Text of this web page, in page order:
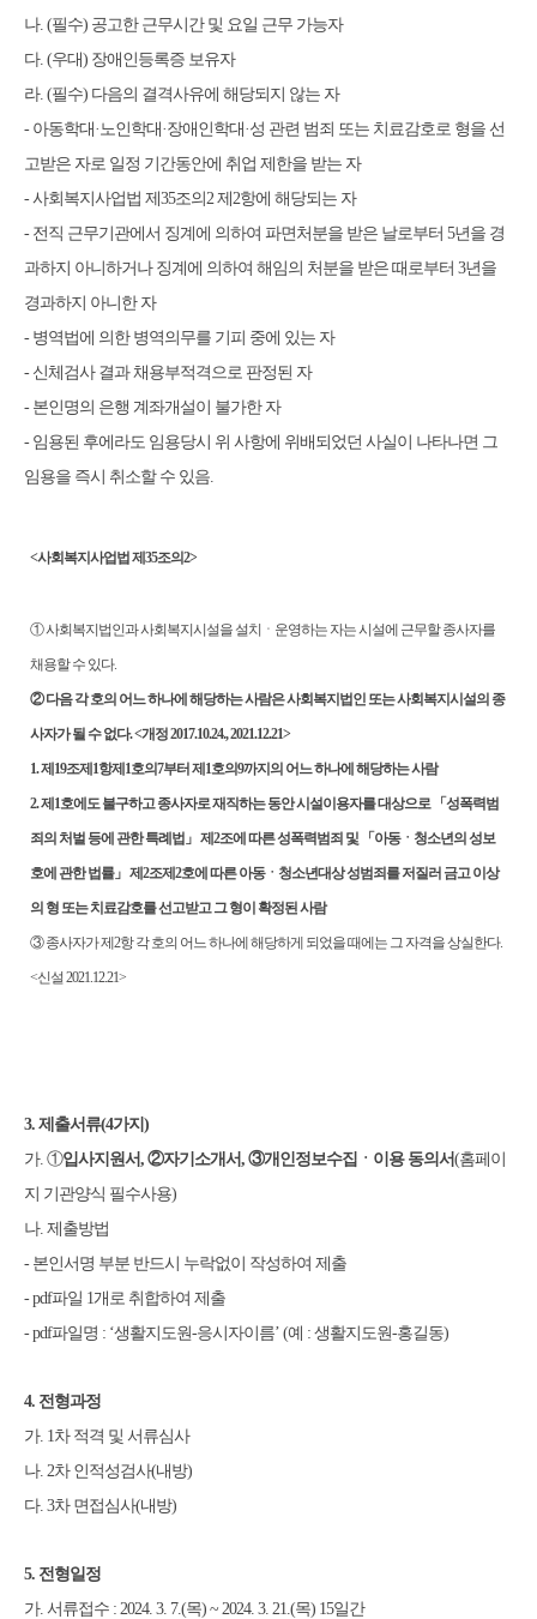
나. (필수) 공고한 근무시간 및 요일 근무 가능자
다. (우대) 장애인등록증 보유자
라. (필수) 다음의 결격사유에 해당되지 않는 자
- 아동학대 · 노인학대 ·장애인학대 ·성 관련 범죄 또는 치료감호로 형을 선
고받은 자로 일정 기간동안에 취업 제한을 받는 자
-사회복지사업법 제 35조의 2 제 2항에 해당되는 자
- 전직 근무기관에서 징계에 의하여 파면처분을 받은 날로부터 5년을 경
과하지 아니하거나 징계에 의하여 해임의 처분을 받은 때로부터 3년을
경과하지 아니한 자
- 병역법에 의한 병역의무를 기피 중에 있는 자
- 신체검사 결과 채용부적격으로 판정된 자
- 본인명의 은행 계좌개설이 불가한 자
- 임용된 후에라도 임용당시 위 사항에 위배되었던 사실이 나타나면 그
임용을 즉시 취소할 수 있음
<사회복지사업법 제 35조의2>
①사회복지법인과 사회복지시설을 설치ㆍ운영하는 자는 시설에 근무할 종사자를
채용할 수 있다.
②다음 각 호의 어느 하나에 해당하는 사람은 사회복지법인 또는 사회복지시설의 종
사자가 될 수 없다. <개정2017.10.24., 2021.12.21>
1.제 19조제 1항제 1호의7부터 제 1호의9까지의 어느 하나에 해당하는 사람
2.제 1호에도 불구하고 종사자로 재직하는 동안 시설이용자를 대상으로 「 성폭력범
죄의 처벌 등에 관한 특례법 」 제 2조에 따른 성폭력범죄 및 「 아동ㆍ청소년의 성보
호에 관한 법률」 제 2조제 2호에 따른 아동ㆍ청소년대상 성범죄를 저질러 금고 이상
의 형 또는 치료감호를 선고받고 그 형이 확정된 사람
③종사자가 제 2항 각 호의 어느 하나에 해당하게 되었을 때에는 그 자격을 상실한다.
<신설 2021.12.21>
3. 제출서류(4가지 )
가. ①입사지원서, ②자기소개서, ③개인정보수집ㆍ이용 동의서(홈페이
지 기관양식 필수사용)
나. 제출방법
- 본인서명 부분 반드시 누락없이 작성하여 제출
- pdf파일 1 개로 취합하여 제출
- pdf파일명 : ‘생활지도원-응시자이름’ (예 : 생활지도원-홍길동)
4. 전형과정
가. 1 차 적격 및 서류심사
나. 2차 인적성검사(내방)
다. 3차 면접심사(내방)
5. 전형일정
가. 서류접수 : 2024. 3. 7.(목) ~ 2024. 3. 21.(목) 15일간